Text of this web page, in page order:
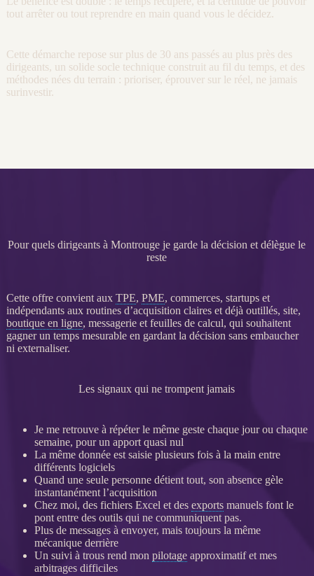
tout arrêter ou tout reprendre en main quand vous le décidez.
Cette démarche repose sur plus de 30 ans passés au plus près des
dirigeants, un solide socle technique construit au fil du temps, et des
méthodes nées du terrain : prioriser, éprouver sur le réel, ne jamais
surinvestir.
Pour quels dirigeants à Montrouge je garde la décision et délègue le
reste
Cette offre convient aux TPE, PME, commerces, startups et
indépendants aux routines d’acquisition claires et déjà outillés, site,
boutique en ligne, messagerie et feuilles de calcul, qui souhaitent
gagner un temps mesurable en gardant la décision sans embaucher
ni externaliser.
Les signaux qui ne trompent jamais
Je me retrouve à répéter le même geste chaque jour ou chaque
semaine, pour un apport quasi nul
La même donnéeest saisie plusieurs fois à la main entre
différents logiciels
Quand une seule personne détient tout, son absence gèle
instantanément l’acquisition
Chez moi, des fichiers Excel et des exportsmanuels font le
pont entre des outils qui ne communiquent pas.
Plus de messages à envoyer, mais toujours la même
mécanique derrière
Un suivi à trous rend mon pilotageapproximatif et mes
arbitrages difficiles